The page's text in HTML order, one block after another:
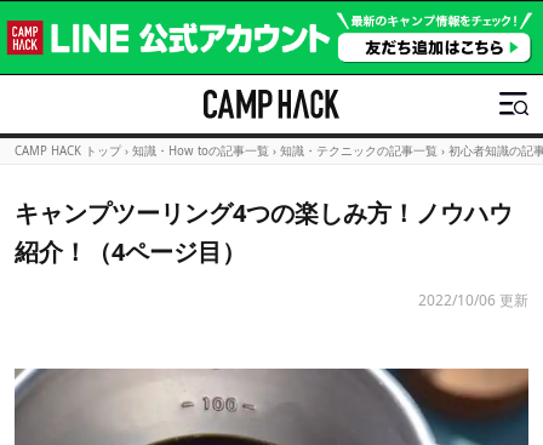
CAMP HACK トップ › 知識・How toの記事一覧 › 知識・テクニックの記事一覧 › 初心者知識の記
キャンプツーリング4つの楽しみ方！ノウハウ
紹介！（4ページ目）
2022/10/06 更新